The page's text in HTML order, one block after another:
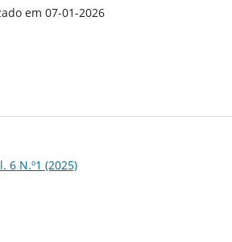
em 07-01-2026
6 N.º1 (2025)